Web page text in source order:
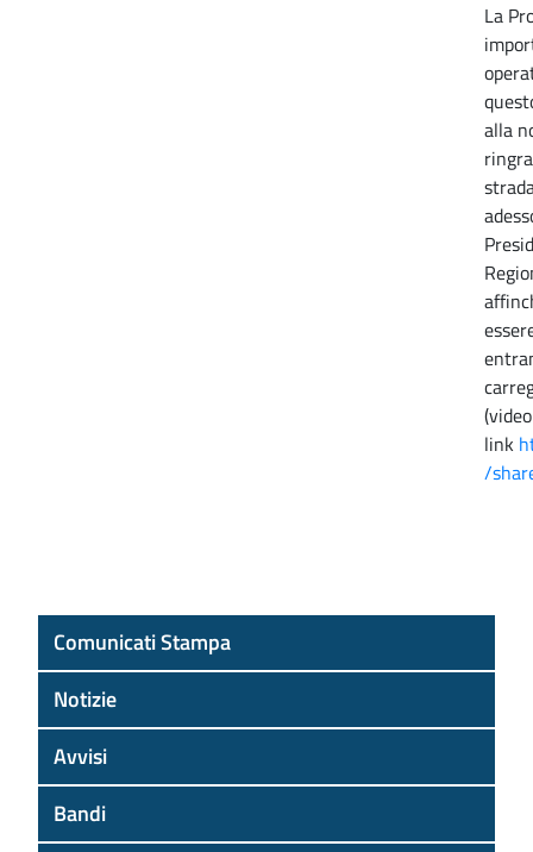
La
alla
link
/
Comunicati Stampa
Notizie
Avvisi
Bandi